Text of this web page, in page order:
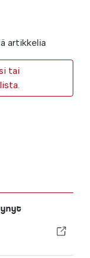
artikkelia
tai